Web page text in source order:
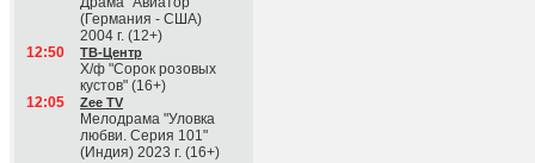
(Германия - США)
2004 г. (12+)
12:50
ТВ-Центр
Х/ф "Сорок розовых
кустов" (16+)
12:05
Zee TV
Мелодрама "Уловка
любви. Серия 101"
(Индия) 2023 г. (16+)